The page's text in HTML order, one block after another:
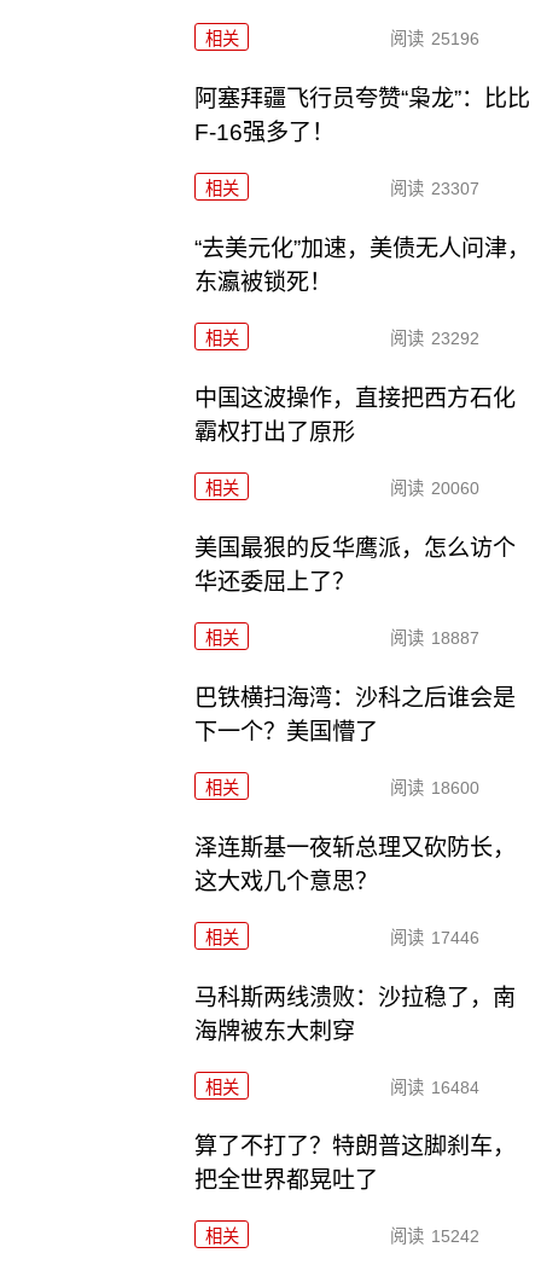
相关 阅读 25196
阿塞拜疆飞行员夸赞“枭龙”：比比
F-16强多了！
相关 阅读 23307
“去美元化”加速，美债无人问津，
东瀛被锁死！
相关 阅读 23292
中国这波操作，直接把西方石化
霸权打出了原形
相关 阅读 20060
美国最狠的反华鹰派，怎么访个
华还委屈上了？
相关 阅读 18887
巴铁横扫海湾：沙科之后谁会是
下一个？美国懵了
相关 阅读 18600
泽连斯基一夜斩总理又砍防长，
这大戏几个意思？
相关 阅读 17446
马科斯两线溃败：沙拉稳了，南
海牌被东大刺穿
相关 阅读 16484
算了不打了？特朗普这脚刹车，
把全世界都晃吐了
相关 阅读 15242